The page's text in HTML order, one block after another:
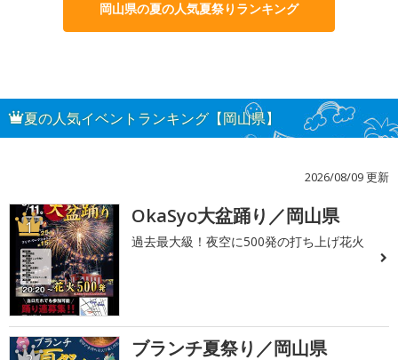
岡山県の夏の人気夏祭りランキング
夏の人気イベントランキング【岡山県】
2026/08/09 更新
1 OkaSyo大盆踊り／岡山県
過去最大級！夜空に500発の打ち上げ花火
ブランチ夏祭り／岡山県